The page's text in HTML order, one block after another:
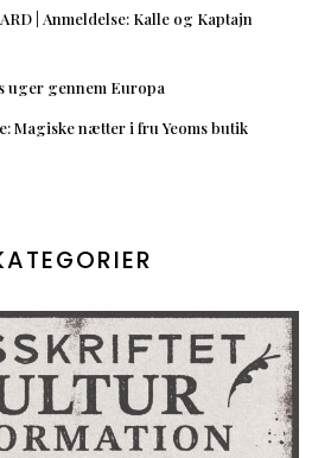
| Anmeldelse: Kalle og Kaptajn
uger gennem Europa
Magiske nætter i fru Yeoms butik